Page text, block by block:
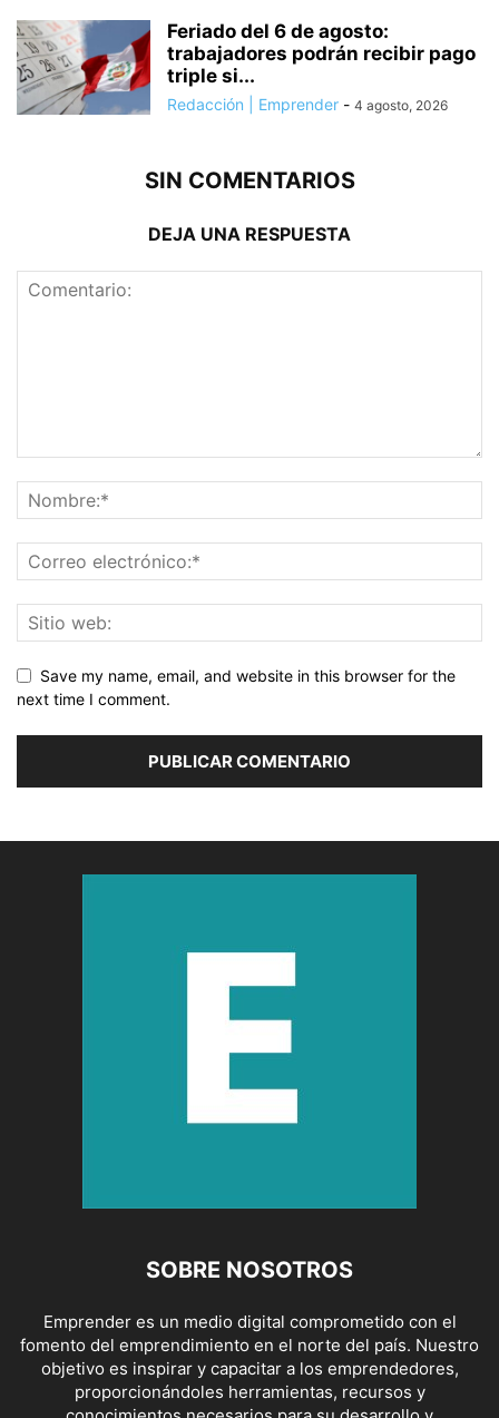
Feriado del 6 de agosto:
trabajadores podrán recibir pago
triple si...
Redacción | Emprender - 4 agosto, 2026
SIN COMENTARIOS
DEJA UNA RESPUESTA
Save my name, email, and website in this browser for the
next time I comment.
SOBRE NOSOTROS
Emprender es un medio digital comprometido con el
fomento del emprendimiento en el norte del país. Nuestro
objetivo es inspirar y capacitar a los emprendedores,
proporcionándoles herramientas, recursos y